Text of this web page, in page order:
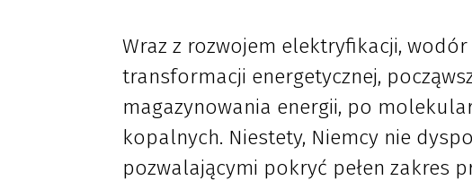
Wraz z rozwojem elektryfikacji,
transformacji energetycznej,
magazynowania energii, po
kopalnych. Niestety, Niemcy nie
pozwalającymi pokryć pełen zakres